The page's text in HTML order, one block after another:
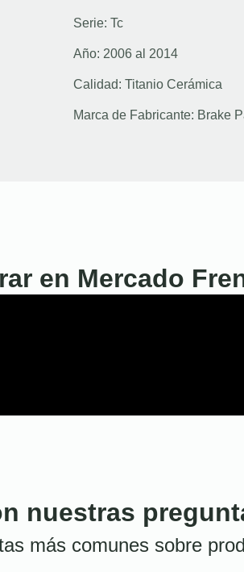
Serie: Tc
Año: 2006 al 2014
Calidad: Titanio Cerámica
Marca de Fabricante: Brake
en Mercado
nuestras
más comunes sobre